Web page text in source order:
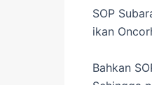
SOP
ikan
Bahkan